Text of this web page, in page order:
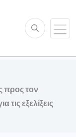
προς τον
εξελίξεις